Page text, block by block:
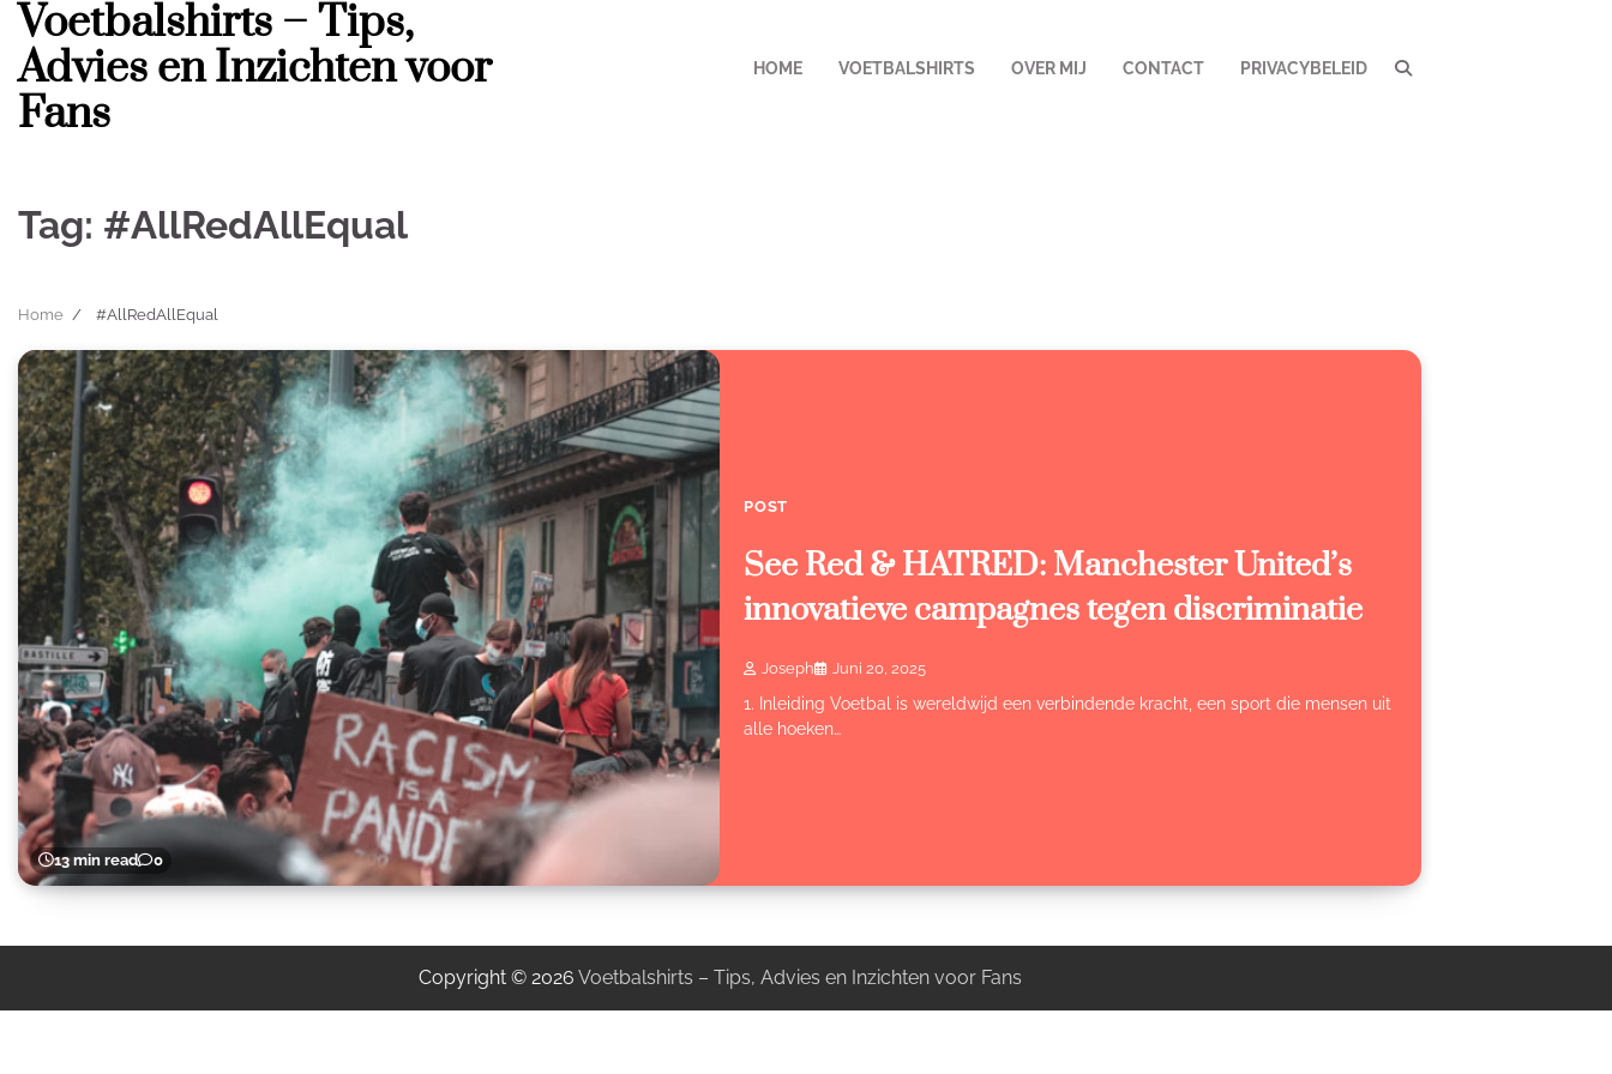
Skip
content
Voetbalshirts – Tips,
Advies en Inzichten voor
Fans
HOME VOETBALSHIRTS OVER MIJ CONTACT PRIVACYBELEID
Tag: #AllRedAllEqual
Home #AllRedAllEqual
13 min read 0
POST
See Red & HATRED: Manchester United’s
innovatieve campagnes tegen discriminatie
Joseph Juni 20, 2025
1. Inleiding Voetbal is wereldwijd een verbindende kracht, een sport die mensen uit
alle hoeken…
Copyright © 2026 Voetbalshirts – Tips, Advies en Inzichten voor Fans